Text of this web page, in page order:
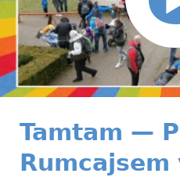
Tamtam —
Rumcajsem